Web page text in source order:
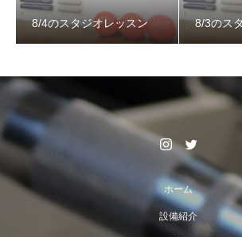
8/4のスタジオレッスン 8/3のス
ホーム
設備紹介